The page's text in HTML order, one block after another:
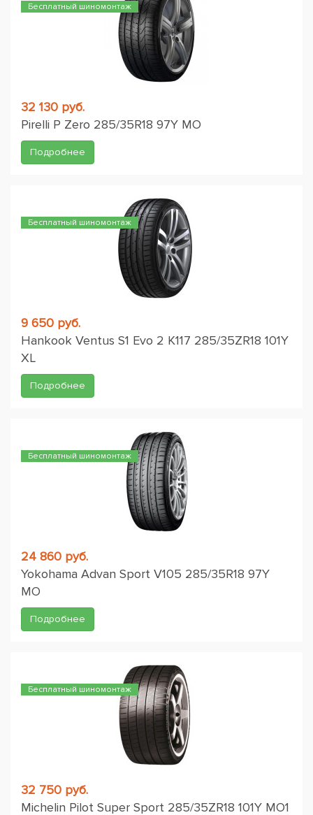
Бесплатный шиномонтаж
32 130 руб.
Pirelli P Zero 285/35R18 97Y MO
Подробнее
Бесплатный шиномонтаж
9 650 руб.
Hankook Ventus S1 Evo 2 K117 285/35ZR18 101Y
XL
Подробнее
Бесплатный шиномонтаж
24 860 руб.
Yokohama Advan Sport V105 285/35R18 97Y
MO
Подробнее
Бесплатный шиномонтаж
32 750 руб.
Michelin Pilot Super Sport 285/35ZR18 101Y MO1